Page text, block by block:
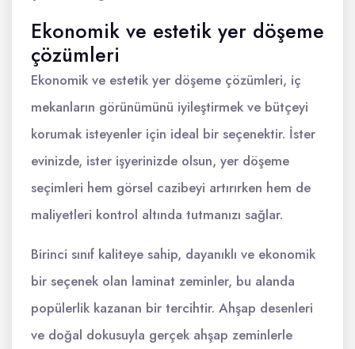
Ekonomik ve estetik yer döşeme
çözümleri
Ekonomik ve estetik yer döşeme çözümleri, iç
mekanların görünümünü iyileştirmek ve bütçeyi
korumak isteyenler için ideal bir seçenektir. İster
evinizde, ister işyerinizde olsun, yer döşeme
seçimleri hem görsel cazibeyi artırırken hem de
maliyetleri kontrol altında tutmanızı sağlar.
Birinci sınıf kaliteye sahip, dayanıklı ve ekonomik
bir seçenek olan laminat zeminler, bu alanda
popülerlik kazanan bir tercihtir. Ahşap desenleri
ve doğal dokusuyla gerçek ahşap zeminlerle